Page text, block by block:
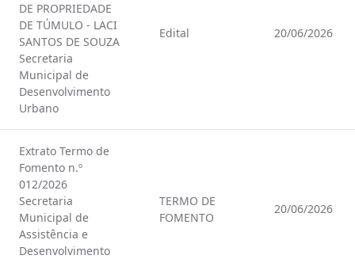
DE PROPRIEDADE
DE TÚMULO - LACI
SANTOS DE SOUZA
Secretaria
Municipal de
Desenvolvimento
Urbano
Edital 20/06/2026
Extrato Termo de
Fomento n.º
012/2026
Secretaria
Municipal de
Assistência e
Desenvolvimento
TERMO DE
FOMENTO
20/06/2026